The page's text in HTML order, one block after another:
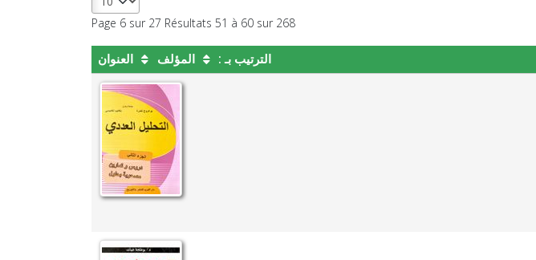
Page 6 sur 27 Résultats 51 à 60 sur 268
الترتيب بـ : المؤلف العنوان